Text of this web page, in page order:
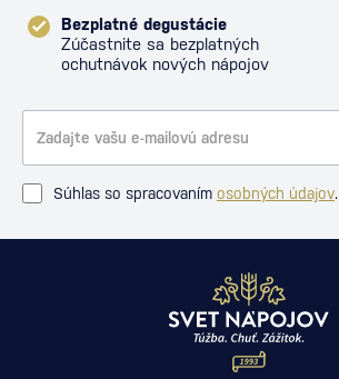
Bezplatné degustácie
Zúčastnite sa bezplatných
ochutnávok nových nápojov
Súhlas so spracovaním osobných údajov.